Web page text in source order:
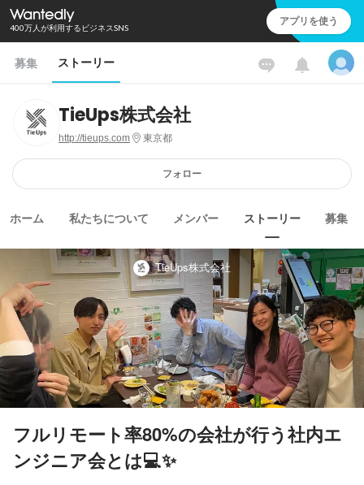
400万人が利用するビジネスSNS アプリを使う
募集 ストーリー
TieUps株式会社
http://tieups.com 東京都
フォロー
ホーム 私たちについて メンバー ストーリー 募集
TieUps株式会社
フルリモート率80%の会社が行う社内エ
ンジニア会とは💻✨